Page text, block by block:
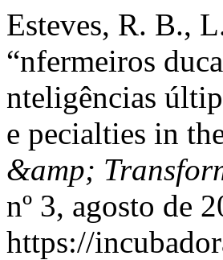
Esteves, R. B.,
“nfermeiros
nteligências
e pecialties in
&amp;
nº 3, agosto de
https://